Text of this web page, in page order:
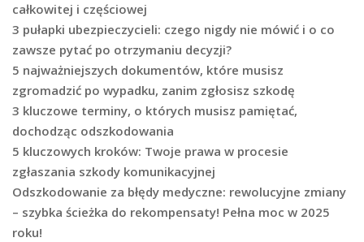
całkowitej i częściowej
3 pułapki ubezpieczycieli: czego nigdy nie mówić i o co
zawsze pytać po otrzymaniu decyzji?
5 najważniejszych dokumentów, które musisz
zgromadzić po wypadku, zanim zgłosisz szkodę
3 kluczowe terminy, o których musisz pamiętać,
dochodząc odszkodowania
5 kluczowych kroków: Twoje prawa w procesie
zgłaszania szkody komunikacyjnej
Odszkodowanie za błędy medyczne: rewolucyjne zmiany
– szybka ścieżka do rekompensaty! Pełna moc w 2025
roku!